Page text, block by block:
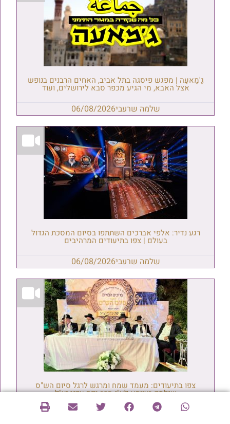
גַ'מַאעַה | מפגש פיסגה בתל אביב, האחים הרבנים בנופש
אצל האבא, מי הגיע מכפר סבא לירושלים, ועוד
שלמה שרעבי06/08/2026
רגע נדיר: אלפי אברכים השתתפו בסיום המסכת הגדול
בעולם | צפו בתיעודים המרהיבים
שלמה שרעבי06/08/2026
צפו בתיעודים: מעמד שמח ומרגש לרגל סיום הש"ס
שנלמד בצוותא לע"נ הרב יפת עדני זצ"ל
שלמה שרעבי 06/08/2026